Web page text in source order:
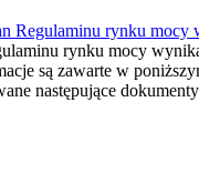
Regulaminu rynku
rynku mocy
są zawarte w
następujące